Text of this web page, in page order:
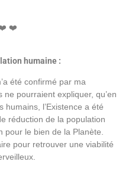
❤️
humaine :
été confirmé par ma
ne pourraient expliquer, qu’en
humains, l’Existence a été
réduction de la population
pour le bien de la Planète.
pour retrouver une viabilité